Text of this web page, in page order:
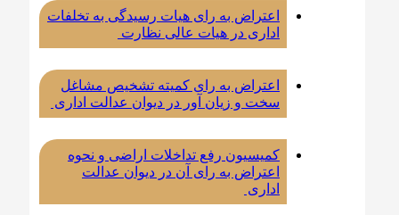
اعتراض به رای هیات رسیدگی به تخلفات
اداری در هیات عالی نظارت
اعتراض به رای کمیته تشخیص مشاغل
سخت و زیان آور در دیوان عدالت اداری
کمیسیون رفع تداخلات اراضی و نحوه
اعتراض به رای آن در دیوان عدالت
اداری